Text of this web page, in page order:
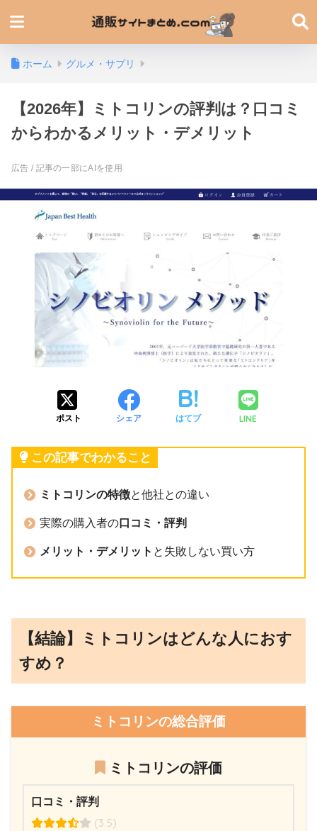
ホーム グルメ・サプリ
【2026年】ミトコリンの評判は？口コミ
からわかるメリット・デメリット
ポスト シェア はてブ LINE
この記事でわかること
ミトコリンの特徴と他社との違い
実際の購入者の口コミ・評判
メリット・デメリット と失敗しない買い方
【結論】ミトコリンはどんな人におす
すめ？
ミトコリンの総合評価
ミトコリンの評価
口コミ・評判
(3.5)